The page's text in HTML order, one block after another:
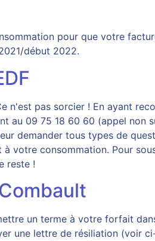
pour que votre
début 2022.
n'est pas sorcier ! En ayant
au 09 75 18 60 60 (appel non
demander tous types de
votre consommation. Pour
reste !
un terme à votre forfait
une lettre de résiliation (voir